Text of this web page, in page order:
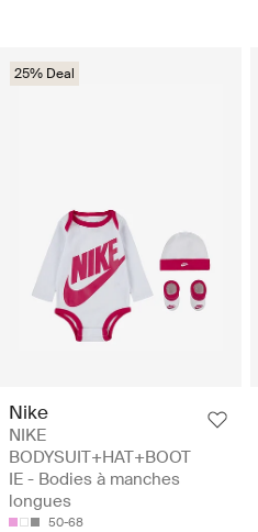
25% Deal
Nike
NIKE
BODYSUIT+HAT+BOOT
IE - Bodies à manches
longues
50-68